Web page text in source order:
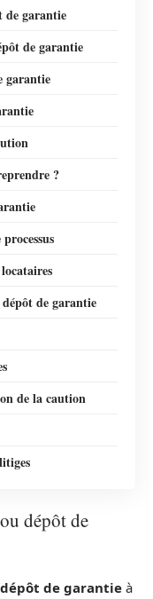
de garantie
de garantie
garantie
?
dépôt de garantie
de la caution
dépôt de
dépôt de garantie à